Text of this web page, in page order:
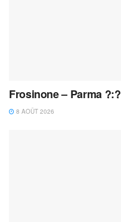
Frosinone – Parma ?:?
8 AOÛT 2026